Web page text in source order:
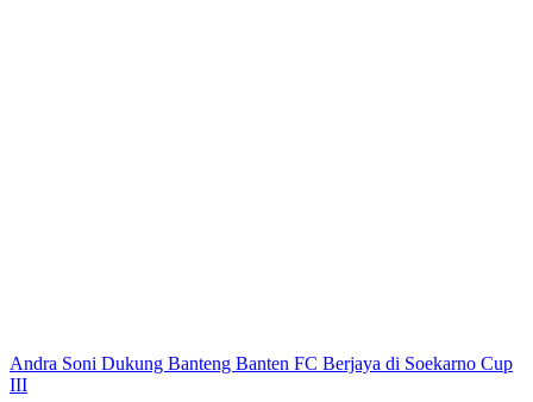
Andra Soni Dukung Banteng Banten FC Berjaya di Soekarno Cup
III